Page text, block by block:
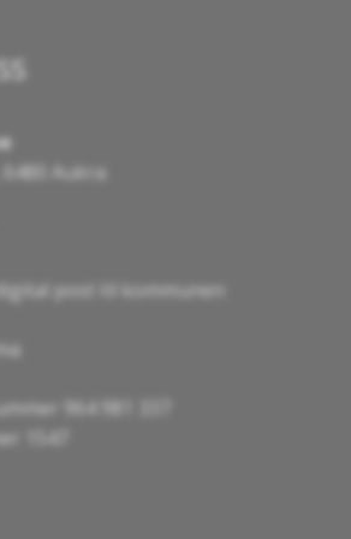
Aukra
post til kommunen
964 981 337
1547